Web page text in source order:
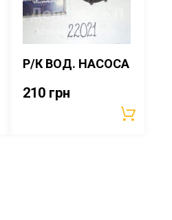
Р/К ВОД. НАСОСА
210 грн